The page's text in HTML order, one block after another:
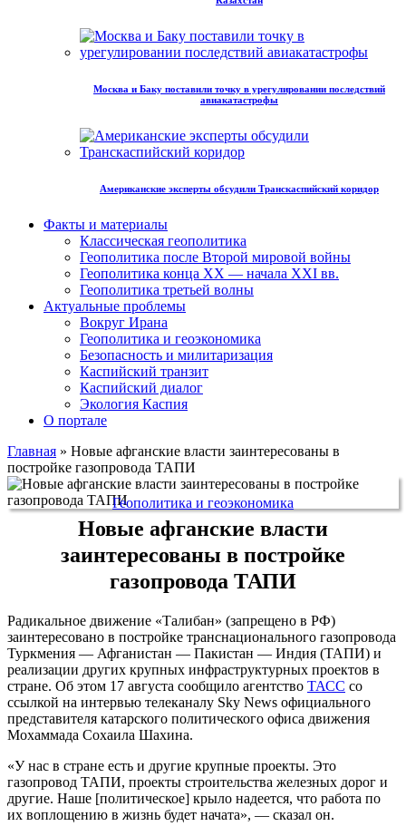
Москва и Баку поставили точку в урегулировании последствий
авиакатастрофы
Американские эксперты обсудили Транскаспийский коридор
Факты и материалы
Классическая геополитика
Геополитика после Второй мировой войны
Геополитика конца XX — начала XXI вв.
Геополитика третьей волны
Актуальные проблемы
Вокруг Ирана
Геополитика и геоэкономика
Безопасность и милитаризация
Каспийский транзит
Каспийский диалог
Экология Каспия
О портале
Главная » Новые афганские власти заинтересованы в
постройке газопровода ТАПИ
Геополитика и геоэкономика
Новые афганские власти
заинтересованы в постройке
газопровода ТАПИ
Радикальное движение «Талибан» (запрещено в РФ)
заинтересовано в постройке транснационального газопровода
Туркмения — Афганистан — Пакистан — Индия (ТАПИ) и
реализации других крупных инфраструктурных проектов в
стране. Об этом 17 августа сообщило агентство ТАСС со
ссылкой на интервью телеканалу Sky News официального
представителя катарского политического офиса движения
Мохаммада Сохаила Шахина.
«У нас в стране есть и другие крупные проекты. Это
газопровод ТАПИ, проекты строительства железных дорог и
другие. Наше [политическое] крыло надеется, что работа по
их воплощению в жизнь будет начата», — сказал он.